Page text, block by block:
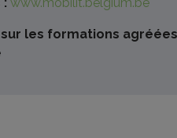
les formations agréées